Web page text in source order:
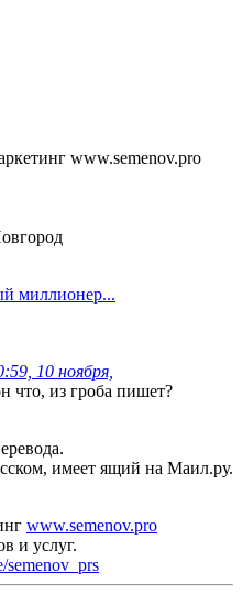
www.semenov.pro
миллионер...
10 ноября,
что, из гроба пишет?
имеет ящий на Маил.ру.
www.semenov.pro
и услуг.
semenov_prs